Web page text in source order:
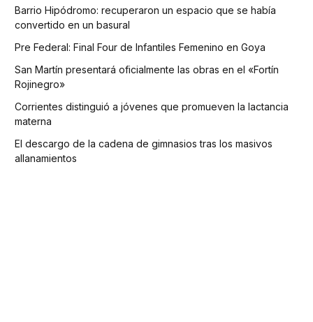
Barrio Hipódromo: recuperaron un espacio que se había
convertido en un basural
Pre Federal: Final Four de Infantiles Femenino en Goya
San Martín presentará oficialmente las obras en el «Fortín
Rojinegro»
Corrientes distinguió a jóvenes que promueven la lactancia
materna
El descargo de la cadena de gimnasios tras los masivos
allanamientos